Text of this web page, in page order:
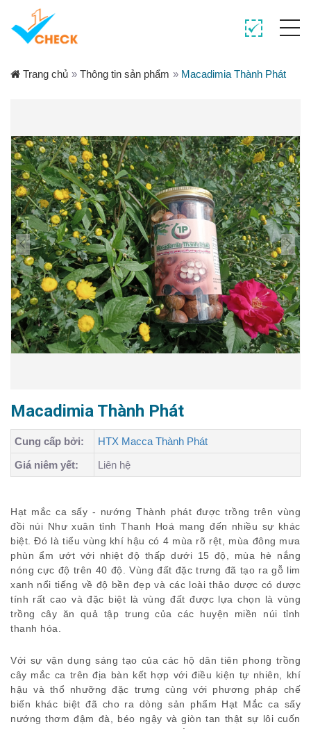
Trang chủ » Thông tin sản phẩm » Macadimia Thành Phát
Macadimia Thành Phát
Cung cấp bởi:
HTX Macca Thành Phát
Giá niêm yết:
Liên hệ
Hạt mắc ca sấy - nướng Thành phát được trồng trên vùng
đồi núi Như xuân tỉnh Thanh Hoá mang đến nhiều sự khác
biệt. Đó là tiểu vùng khí hậu có 4 mùa rõ rệt, mùa đông mưa
phùn ẩm ướt với nhiệt độ thấp dưới 15 độ, mùa hè nắng
nóng cực độ trên 40 độ. Vùng đất đặc trưng đã tạo ra gỗ lim
xanh nổi tiếng về độ bền đẹp và các loài thảo dược có dược
tính rất cao và đặc biệt là vùng đất được lựa chọn là vùng
trồng cây ăn quả tập trung của các huyện miền núi tỉnh
thanh hóa.
Với sự vận dụng sáng tạo của các hộ dân tiên phong trồng
cây mắc ca trên địa bàn kết hợp với điều kiện tự nhiên, khí
hậu và thổ nhưỡng đặc trưng cùng với phương pháp chế
biến khác biệt đã cho ra dòng sản phẩm Hạt Mắc ca sấy
nướng thơm đậm đà, béo ngậy và giòn tan thật sự lôi cuốn